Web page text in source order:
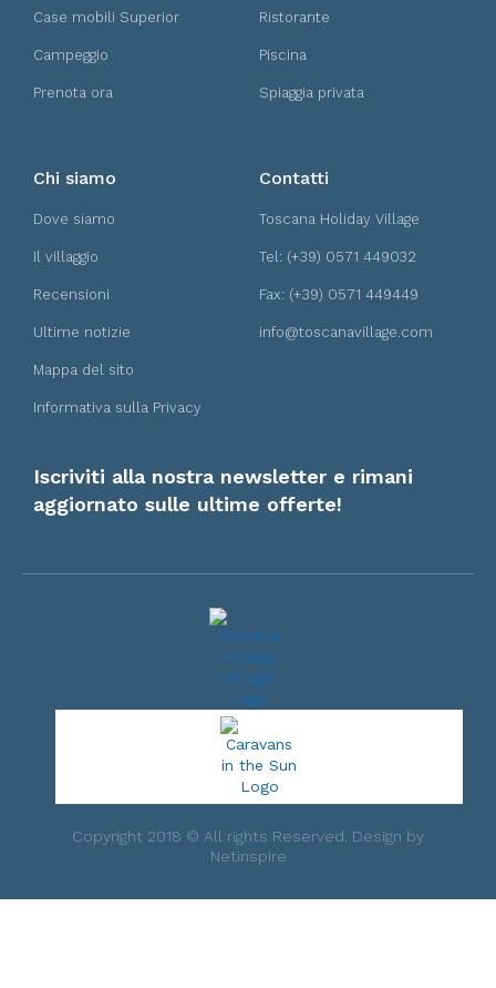
Case mobili Superior
Campeggio
Prenota ora
Ristorante
Piscina
Spiaggia privata
Chi siamo
Dove siamo
Il villaggio
Recensioni
Ultime notizie
Mappa del sito
Informativa sulla Privacy
Contatti
Toscana Holiday Village
Tel: (+39) 0571 449032
Fax: (+39) 0571 449449
info@toscanavillage.com
Iscriviti alla nostra newsletter e rimani
aggiornato sulle ultime offerte!
Copyright 2018 © All rights Reserved. Design by
Netinspire